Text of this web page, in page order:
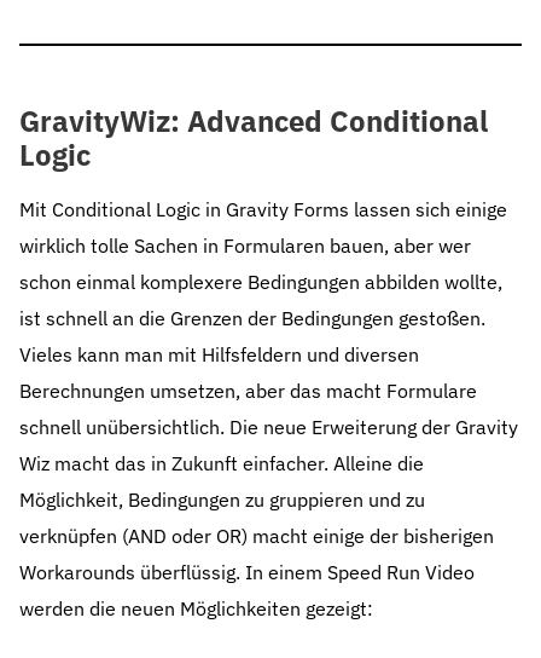
GravityWiz: Advanced Conditional
Logic
Mit Conditional Logic in Gravity Forms lassen sich einige
wirklich tolle Sachen in Formularen bauen, aber wer
schon einmal komplexere Bedingungen abbilden wollte,
ist schnell an die Grenzen der Bedingungen gestoßen.
Vieles kann man mit Hilfsfeldern und diversen
Berechnungen umsetzen, aber das macht Formulare
schnell unübersichtlich. Die neue Erweiterung der Gravity
Wiz macht das in Zukunft einfacher. Alleine die
Möglichkeit, Bedingungen zu gruppieren und zu
verknüpfen (AND oder OR) macht einige der bisherigen
Workarounds überflüssig. In einem Speed Run Video
werden die neuen Möglichkeiten gezeigt: